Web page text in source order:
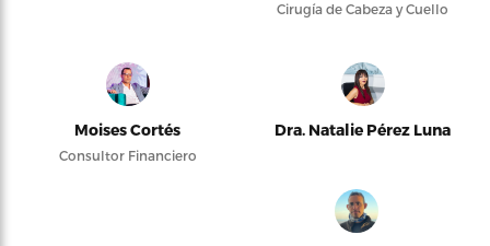
Cirugía de Cabeza y Cuello
Moises Cortés
Consultor Financiero
Dra. Natalie Pérez Luna